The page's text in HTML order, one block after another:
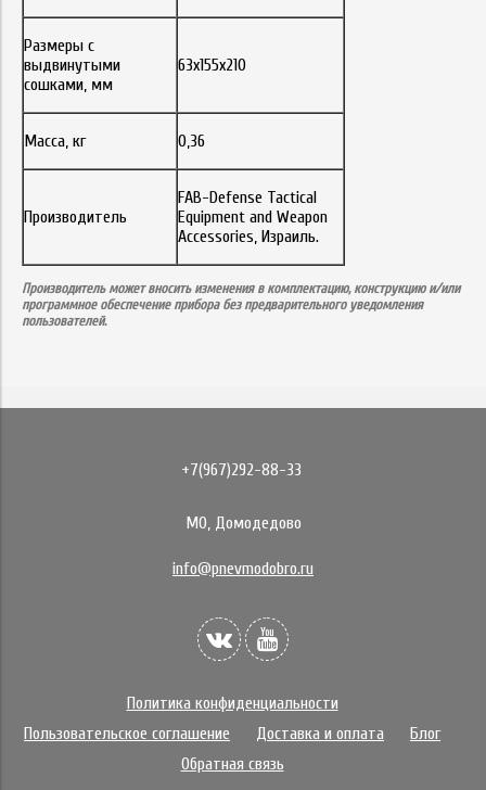
Размеры с
выдвинутыми
сошками, мм
63х155х210
Масса, кг 0,36
Производитель
FAB-Defense Tactical
Equipment and Weapon
Accessories, Израиль.
Производитель может вносить изменения в комплектацию, конструкцию и/или
программное обеспечение прибора без предварительного уведомления
пользователей.
+7(967)292-88-33
МО, Домодедово
info@pnevmodobro.ru
Политика конфиденциальности
Пользовательское соглашение
Доставка и оплата
Блог
Обратная связь